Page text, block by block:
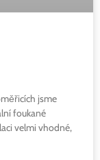
jsme
foukané
velmi vhodné,